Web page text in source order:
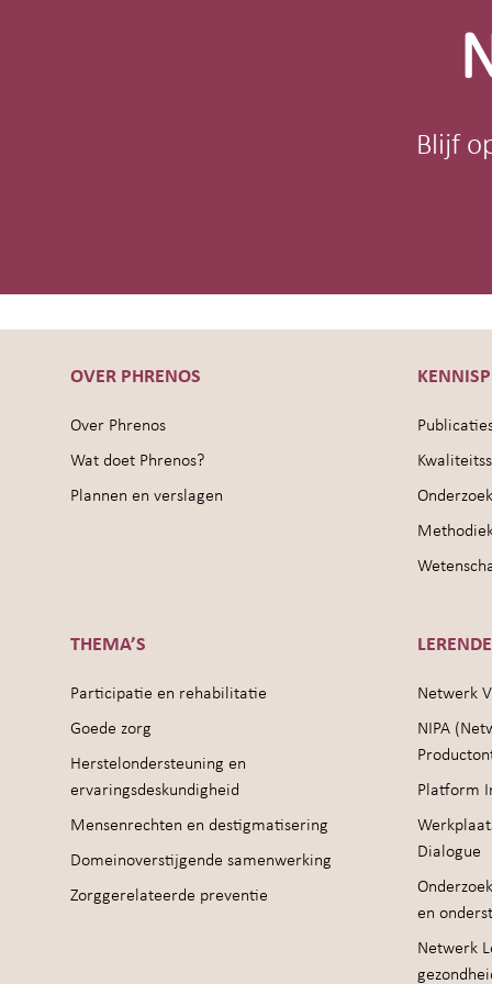
Blijf
OVER PHRENOS
Over Phrenos
Wat doet Phrenos?
Plannen en verslagen
THEMA’S
Participatie en rehabilitatie
Goede zorg
Herstelondersteuning en
ervaringsdeskundigheid
Mensenrechten en destigmatisering
Domeinoverstijgende samenwerking
Zorggerelateerde preventie
Netwerk
NIPA
Platform
Dialogue
en
Netwerk